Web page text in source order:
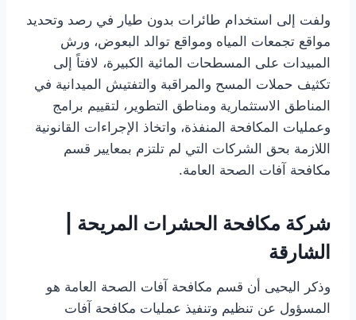
ولفت إلى استخدام طائرات بدون طيار في رصد وتحديد
مواقع تجمعات المياه ومواقع توالد البعوض، ورش
المبيدات على المسطحات المائية الكبيرة، لافتاً إلى
تكثيف حملات المسح والمراقبة والتفتيش الميدانية في
المناطق الاستثمارية ومناطق التطوير، لتقييم برامج
وعمليات المكافحة المنفذة، واتخاذ الإجراءات القانونية
اللازمة بحق الشركات التي لم تلتزم بمعايير قسم
مكافحة آفات الصحة العامة.
شركة مكافحة الحشرات المريحة |
الشارقة
وذكر اليحيى أن قسم مكافحة آفات الصحة العامة هو
المسؤول عن تنظيم وتنفيذ عمليات مكافحة آفات